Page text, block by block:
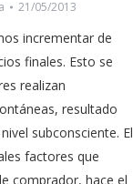
21/05/2013
incrementar de
finales. Esto se
realizan
resultado
subconsciente. El
factores que
comprador, hace el